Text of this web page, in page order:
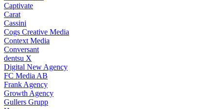
Captivate
Carat
Cassini
Cogs Creative Media
Context Media
Conversant
dentsu X
Digital New Agency
FC Media AB
Frank Agency
Growth Agency
Gullers Grupp